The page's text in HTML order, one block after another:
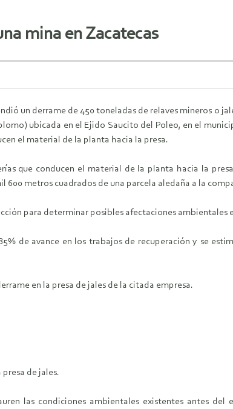
mina en Zacatecas
un derrame de 450 toneladas de relaves mineros o
ubicada en el Ejido Saucito del Poleo, en el
el material de la planta hacia la presa.
que conducen el material de la planta hacia la
metros cuadrados de una parcela aledaña a la
para determinar posibles afectaciones ambientales
de avance en los trabajos de recuperación y se
en la presa de jales de la citada empresa.
de jales.
las condiciones ambientales existentes antes del